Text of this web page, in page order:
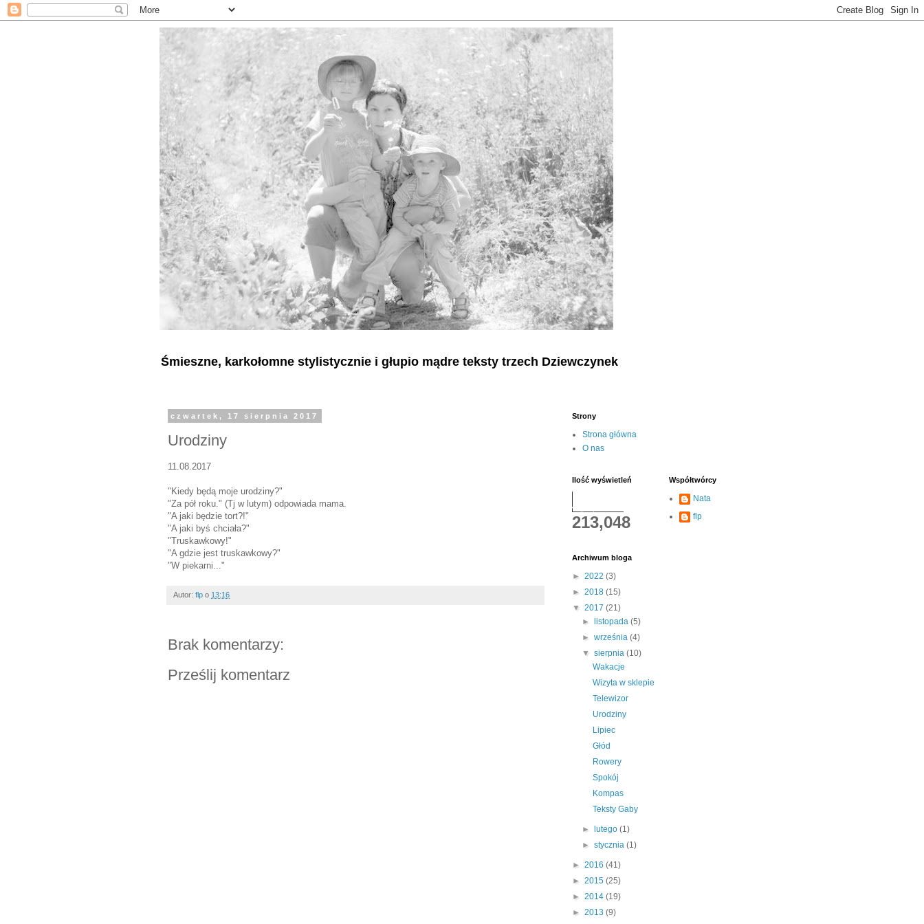
Śmieszne, karkołomne stylistycznie i głupio mądre teksty trzech Dziewczynek
czwartek, 17 sierpnia 2017
Urodziny
11.08.2017
"Kiedy będą moje urodziny?"
"Za pół roku." (Tj w lutym) odpowiada mama.
"A jaki będzie tort?!"
"A jaki byś chciała?"
"Truskawkowy!"
"A gdzie jest truskawkowy?"
"W piekarni..."
Autor: flp o 13:16
Brak komentarzy:
Prześlij komentarz
Strony
Strona główna
O nas
Ilość wyświetleń
213,048
Współtwórcy
Nata
flp
Archiwum bloga
► 2022 (3)
► 2018 (15)
▼ 2017 (21)
►
listopada(5)
►września(4)
▼sierpnia(10)
Wakacje
Wizyta w sklepie
Telewizor
Urodziny
Lipiec
Głód
Rowery
Spokój
Kompas
Teksty Gaby
► lutego(1)
►stycznia(1)
► 2016 (41)
► 2015 (25)
► 2014 (19)
► 2013 (9)